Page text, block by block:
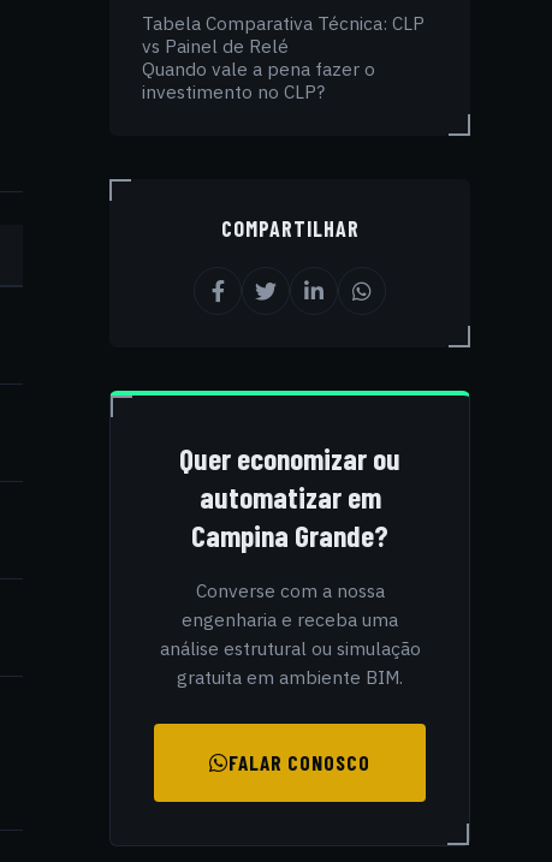
Tabela Comparativa Técnica: CLP
vs Painel de Relé
Quando vale a pena fazer o
investimento no CLP?
COMPARTILHAR
Quer economizar ou
automatizar em
Campina Grande?
Converse com a nossa
engenharia e receba uma
análise estrutural ou simulação
gratuita em ambiente BIM.
FALAR CONOSCO